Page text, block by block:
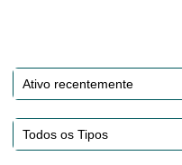
Mostrar:
Mostrar: